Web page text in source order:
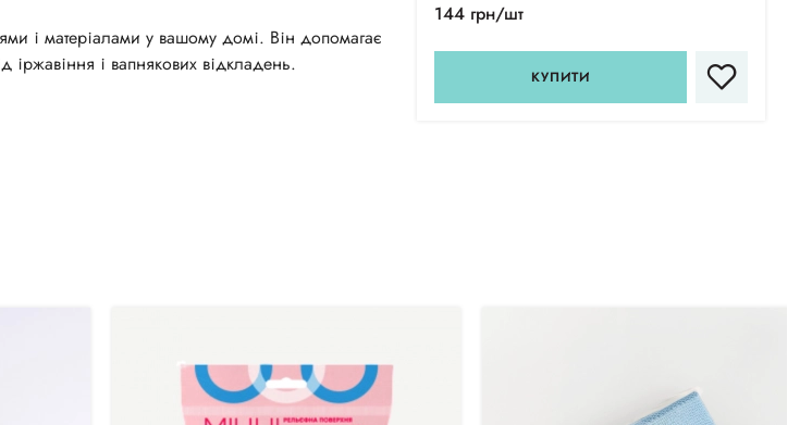
і матеріалами у вашому домі. Він допомагає
іржавіння і вапнякових відкладень.
144 грн/шт
КУПИТИ